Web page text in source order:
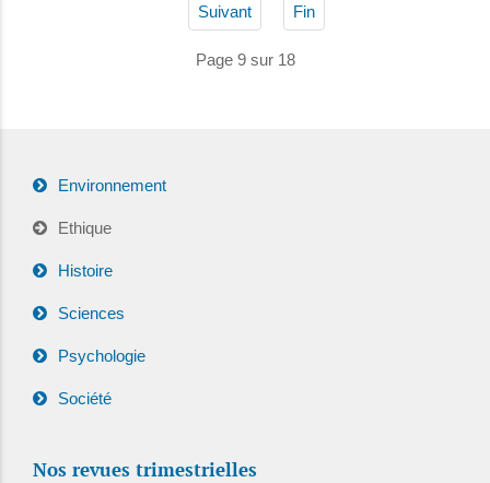
Suivant Fin
Page 9 sur 18
Environnement
Ethique
Histoire
Sciences
Psychologie
Société
Nos revues trimestrielles